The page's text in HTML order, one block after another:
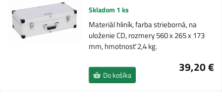
Skladom 1 ks
Materiál hliník, farba strieborná, na
uloženie CD, rozmery 560 x 265 x 173
mm, hmotnosť 2,4 kg.
39,20 €
Do košíka